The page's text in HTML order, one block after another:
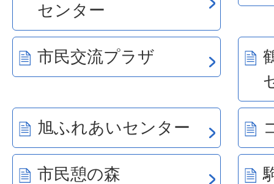
センター
市民交流プラザ
旭ふれあいセンター
市民憩の森